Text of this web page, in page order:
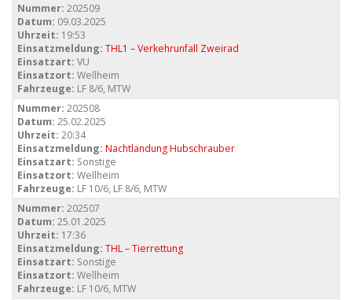
Nummer: 202509
Datum: 09.03.2025
Uhrzeit: 19:53
Einsatzmeldung: THL1 – Verkehrunfall Zweirad
Einsatzart: VU
Einsatzort: Wellheim
Fahrzeuge: LF 8/6, MTW
Nummer: 202508
Datum: 25.02.2025
Uhrzeit: 20:34
Einsatzmeldung: Nachtlandung Hubschrauber
Einsatzart: Sonstige
Einsatzort: Wellheim
Fahrzeuge: LF 10/6, LF 8/6, MTW
Nummer: 202507
Datum: 25.01.2025
Uhrzeit: 17:36
Einsatzmeldung: THL – Tierrettung
Einsatzart: Sonstige
Einsatzort: Wellheim
Fahrzeuge: LF 10/6, MTW